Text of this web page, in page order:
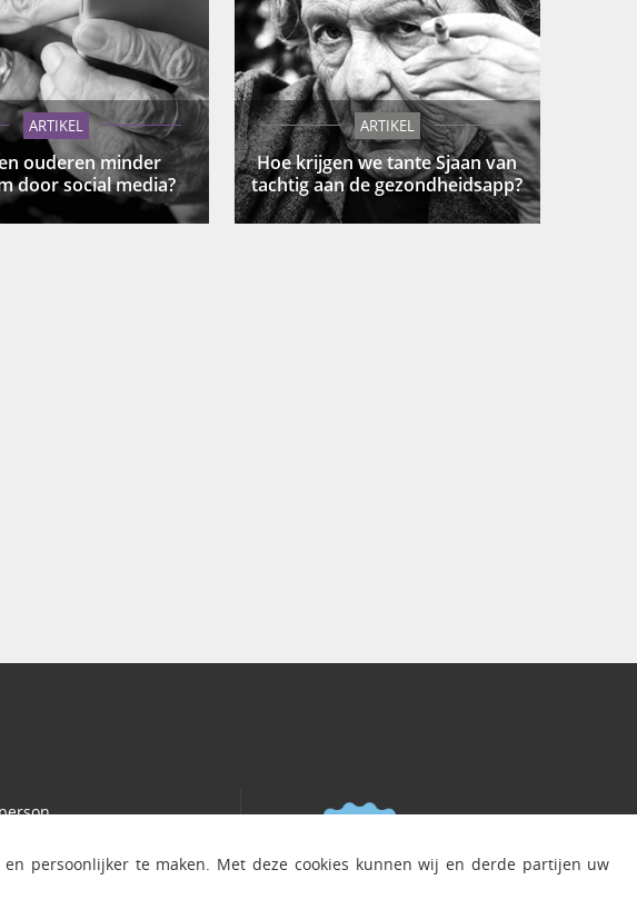
ARTIKEL
ouderen minder
door social media?
ARTIKEL
Hoe krijgen we tante Sjaan van
tachtig aan de gezondheidsapp?
persoonlijker te maken. Met deze cookies kunnen wij en derde partijen uw